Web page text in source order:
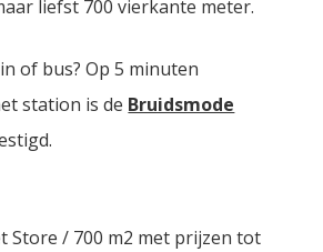
liefst 700 vierkante meter.
of bus? Op 5 minuten
station is de Bruidsmode
Store / 700 m2 met prijzen tot